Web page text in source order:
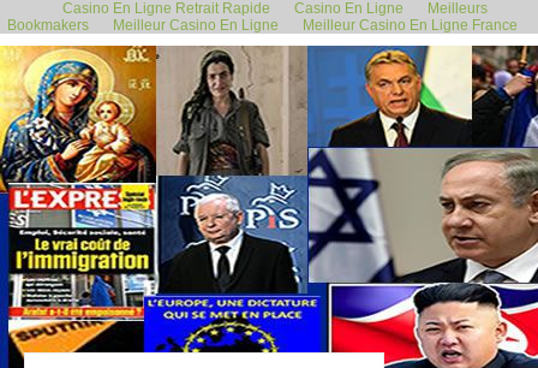
Casino En Ligne Retrait Rapide Casino En Ligne
Meilleurs
Bookmakers
Meilleur Casino En Ligne Meilleur Casino En Ligne France